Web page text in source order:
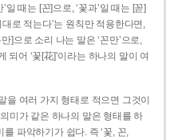
’일 때는 [꼰]으로, ‘꽃과’일 때는 [꼳]
로 적는다’는 원칙만 적용한다면,
]으로 소리 나는 말은 ‘꼰만’으로,
되어 ‘꽃[花]’이라는 하나의 말이 여
을 여러 가지 형태로 적으면 그것이
미가 같은 하나의 말은 형태를 하
파악하기가 쉽다. 즉 ‘꽃, 꼰,